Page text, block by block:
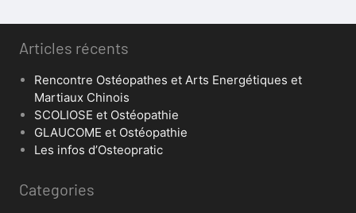
Articles récents
Rencontre Ostéopathes et Arts Energétiques et
Martiaux Chinois
SCOLIOSE et Ostéopathie
GLAUCOME et Ostéopathie
Les infos d’Osteopratic
Categories